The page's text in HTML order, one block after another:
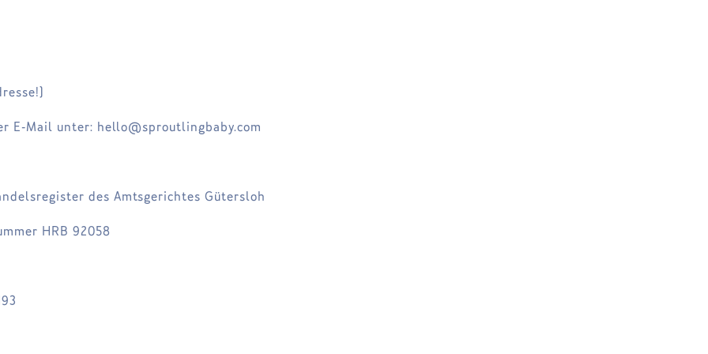
E-Mail unter: hello@sproutlingbaby.com
des Amtsgerichtes Gütersloh
HRB 92058